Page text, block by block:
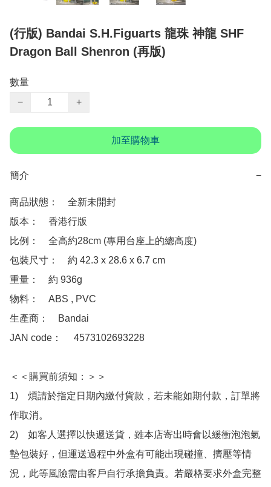
(行版) Bandai S.H.Figuarts 龍珠 神龍 SHF
Dragon Ball Shenron (再版)
數量
−
+
加至購物車
簡介 −
商品狀態：　全新未開封
版本：　香港行版
比例：　全高約28cm (專用台座上的總高度)
包裝尺寸：　約 42.3 x 28.6 x 6.7 cm
重量：　約 936g
物料：　ABS , PVC
生產商：　Bandai
JAN code：　 4573102693228
＜＜購買前須知：＞＞
1)　煩請於指定日期內繳付貨款，若未能如期付款，訂單將
作取消。
2)　如客人選擇以快遞送貨，雖本店寄出時會以緩衝泡泡氣
墊包裝好，但運送過程中外盒有可能出現碰撞、擠壓等情
況，此等風險需由客戶自行承擔負責。若嚴格要求外盒完整